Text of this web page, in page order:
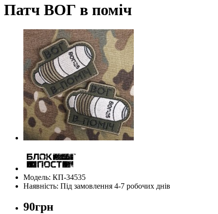
Патч ВОГ в поміч
Модель: КП-34535
Наявність: Під замовлення 4-7 робочих днів
90грн